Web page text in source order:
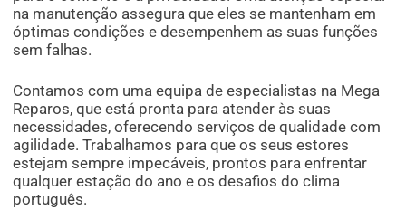
na manutenção assegura que eles se mantenham em
óptimas condições e desempenhem as suas funções
sem falhas.
Contamos com uma equipa de especialistas na Mega
Reparos, que está pronta para atender às suas
necessidades, oferecendo serviços de qualidade com
agilidade. Trabalhamos para que os seus estores
estejam sempre impecáveis, prontos para enfrentar
qualquer estação do ano e os desafios do clima
português.